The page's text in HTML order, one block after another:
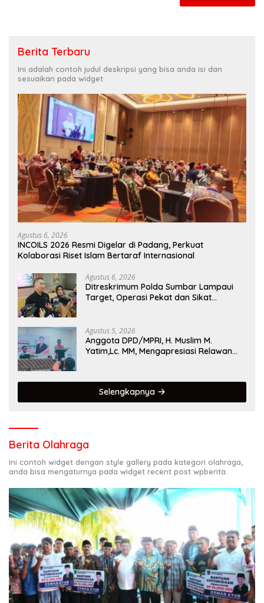
Berita Terbaru
Ini adalah contoh judul deskripsi yang bisa anda isi dan
sesuaikan pada widget
Agustus 6, 2026
INCOILS 2026 Resmi Digelar di Padang, Perkuat
Kolaborasi Riset Islam Bertaraf Internasional
Agustus 6, 2026
Ditreskrimum Polda Sumbar Lampaui
Target, Operasi Pekat dan Sikat
Agustus 5, 2026
Anggota DPD/MPRI, H. Muslim M.
Yatim,Lc. MM, Mengapresiasi Relawan
Selengkapnya
Berita Olahraga
Ini contoh widget dengan style gallery pada kategori olahraga,
anda bisa mengaturnya pada widget recent post wpberita.